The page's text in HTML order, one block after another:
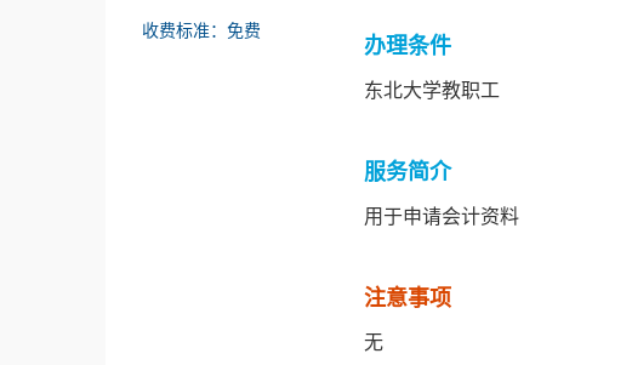
收费标准：免费
办理条件
东北大学教职工
服务简介
用于申请会计资料
注意事项
无